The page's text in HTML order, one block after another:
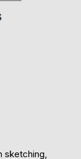
sketching,